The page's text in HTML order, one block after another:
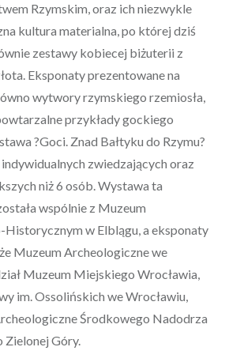
Rzymskim, oraz ich niezwykle
kultura materialna, po której dziś
zestawy kobiecej biżuterii z
Eksponaty prezentowane na
wytwory rzymskiego rzemiosła,
przykłady gockiego
?Goci. Znad Bałtyku do Rzymu?
zwiedzających oraz
niż 6 osób. Wystawa ta
wspólnie z Muzeum
w Elblągu, a eksponaty
Muzeum Archeologiczne we
Muzeum Miejskiego Wrocławia,
im. Ossolińskich we Wrocławiu,
Środkowego Nadodrza
Zielonej Góry.